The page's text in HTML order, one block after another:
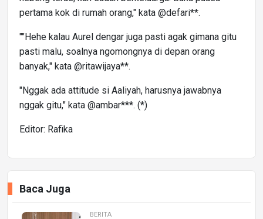
pertama kok di rumah orang," kata @defari**.
""Hehe kalau Aurel dengar juga pasti agak gimana gitu
pasti malu, soalnya ngomongnya di depan orang
banyak," kata @ritawijaya**.
"Nggak ada attitude si Aaliyah, harusnya jawabnya
nggak gitu," kata @ambar***. (*)
Editor: Rafika
Baca Juga
BERITA